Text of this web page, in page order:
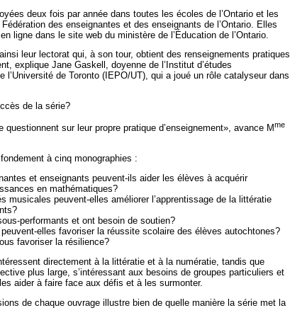
deux fois par année dans toutes les écoles de l’Ontario et les
des enseignantes et des enseignants de l’Ontario. Elles
ligne dans le site web du ministère de l’Éducation de l’Ontario.
leur lectorat qui, à son tour, obtient des renseignements pratiques
explique Jane Gaskell, doyenne de l’Institut d’études
l’Université de Toronto (IEPO/UT), qui a joué un rôle catalyseur dans
de la série?
sur leur propre pratique d’enseignement», avance Mme
à cinq monographies :
et enseignants peuvent-ils aider les élèves à acquérir
en mathématiques?
musicales peuvent-elles améliorer l’apprentissage de la littératie
performants et ont besoin de soutien?
elles favoriser la réussite scolaire des élèves autochtones?
favoriser la résilience?
directement à la littératie et à la numératie, tandis que
plus large, s’intéressant aux besoins de groupes particuliers et
aider à faire face aux défis et à les surmonter.
de chaque ouvrage illustre bien de quelle manière la série met la